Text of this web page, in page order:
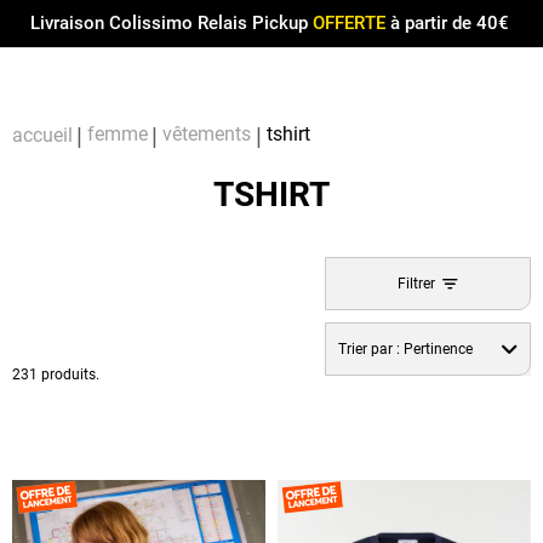
Livraison Colissimo Relais Pickup OFFERTEà partir de 40€
accueil femme vêtements tshirt
TSHIRT
231 produits.
Filtrer
Trier par : Pertinence